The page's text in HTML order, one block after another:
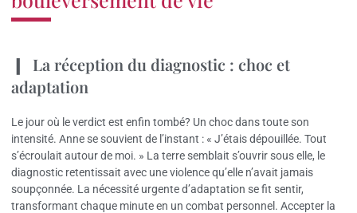
La réception du diagnostic : choc et
adaptation
Le jour où le verdict est enfin tombé? Un choc dans toute son
intensité. Anne se souvient de l’instant : « J’étais dépouillée. Tout
s’écroulait autour de moi. » La terre semblait s’ouvrir sous elle, le
diagnostic retentissait avec une violence qu’elle n’avait jamais
soupçonnée. La nécessité urgente d’adaptation se fit sentir,
transformant chaque minute en un combat personnel. Accepter la